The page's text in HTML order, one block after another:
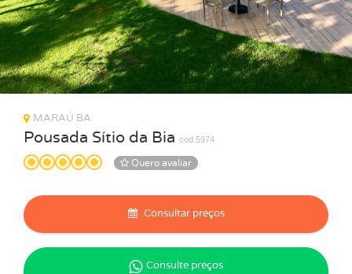
Pousada Sítio da Bia cod.5974
MARAÚ BA
Quero avaliar
Consultar preços
Consulte preços